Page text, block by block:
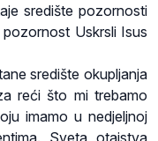
središte pozornosti
Uskrsli Isus
središte okupljanja
reći što mi trebamo
imamo u nedjeljnoj